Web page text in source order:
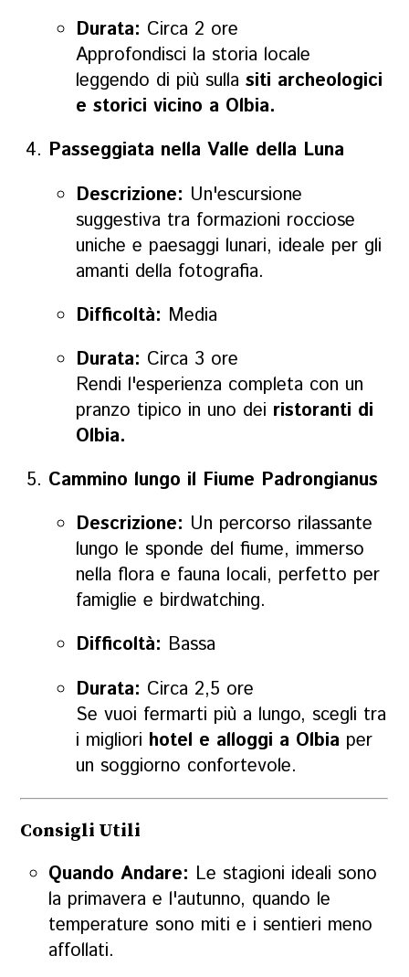
Durata: Circa 2 ore
Approfondisci la storia locale
leggendo di più sulla siti archeologici
e storici vicino a Olbia.
Passeggiata nella Valle della Luna
Descrizione: Un'escursione
suggestiva tra formazioni rocciose
uniche e paesaggi lunari, ideale per gli
amanti della fotografia.
Difficoltà: Media
Durata: Circa 3 ore
Rendi l'esperienza completa con un
pranzo tipico in uno dei ristoranti di
Olbia.
Cammino lungo il Fiume Padrongianus
Descrizione: Un percorso rilassante
lungo le sponde del fiume, immerso
nella flora e fauna locali, perfetto per
famiglie e birdwatching.
Difficoltà: Bassa
Durata: Circa 2,5 ore
Se vuoi fermarti più a lungo, scegli tra
i migliori hotel e alloggi a Olbia per
un soggiorno confortevole.
Consigli Utili
Quando Andare: Le stagioni ideali sono
la primavera e l'autunno, quando le
temperature sono miti e i sentieri meno
affollati.